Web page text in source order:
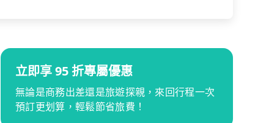
立即享 95 折專屬優惠
無論是商務出差還是旅遊探親，來回行程一次
預訂更划算，輕鬆節省旅費！